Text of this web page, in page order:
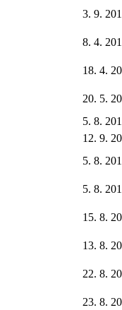
3. 9.
8. 4.
18. 4.
20. 5.
5. 8.
12. 9.
5. 8.
5. 8.
15. 8.
13. 8.
22. 8.
23. 8.